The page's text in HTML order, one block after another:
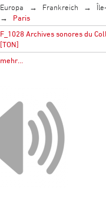
Europa
Frankreich
Paris
F_1028 Archives sonores du
[TON]
mehr…